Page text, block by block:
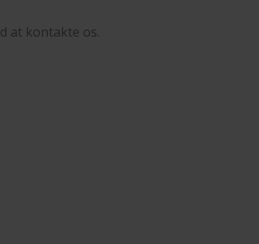
at kontakte os.